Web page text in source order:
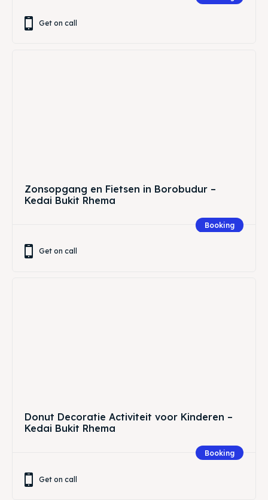
Get on call
Zonsopgang en Fietsen in Borobudur –
Kedai Bukit Rhema
Booking
Get on call
Donut Decoratie Activiteit voor Kinderen –
Kedai Bukit Rhema
Booking
Get on call